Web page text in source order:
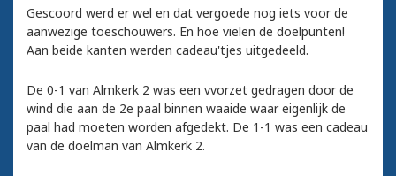
Gescoord werd er wel en dat vergoede nog iets voor de
aanwezige toeschouwers. En hoe vielen de doelpunten!
Aan beide kanten werden cadeau'tjes uitgedeeld.
De 0-1 van Almkerk 2 was een vvorzet gedragen door de
wind die aan de 2e paal binnen waaide waar eigenlijk de
paal had moeten worden afgedekt. De 1-1 was een cadeau
van de doelman van Almkerk 2.